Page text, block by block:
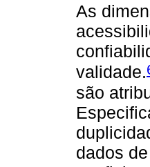
As
validade.
são
dados